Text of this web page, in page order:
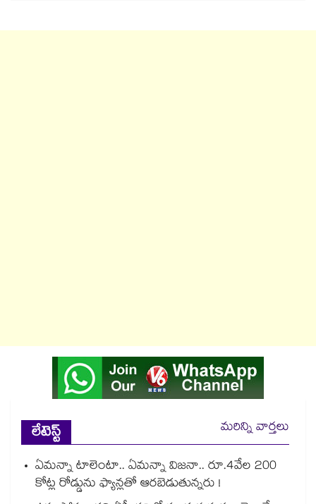
లేటెస్ట్
మరిన్ని వార్తలు
ఏమన్నా టాలెంటా.. ఏమన్నా విజనా.. రూ.4వేల 200
కోట్ల రోడ్డును ఫ్యాన్లతో ఆరబెడుతున్నరు !